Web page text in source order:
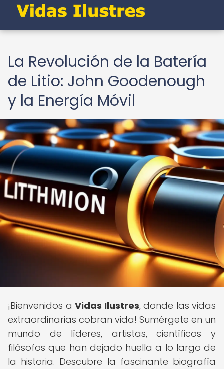
La Revolución de la Batería
de Litio: John Goodenough
y la Energía Móvil
¡Bienvenidos a Vidas Ilustres, donde las vidas
extraordinarias cobran vida! Sumérgete en un
mundo de líderes, artistas, científicos y
filósofos que han dejado huella a lo largo de
la historia. Descubre la fascinante biografía